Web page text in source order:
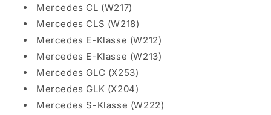
Mercedes CL (W217)
Mercedes CLS (W218)
Mercedes E-Klasse (W212)
Mercedes E-Klasse (W213)
Mercedes GLC (X253)
Mercedes GLK (X204)
Mercedes S-Klasse (W222)